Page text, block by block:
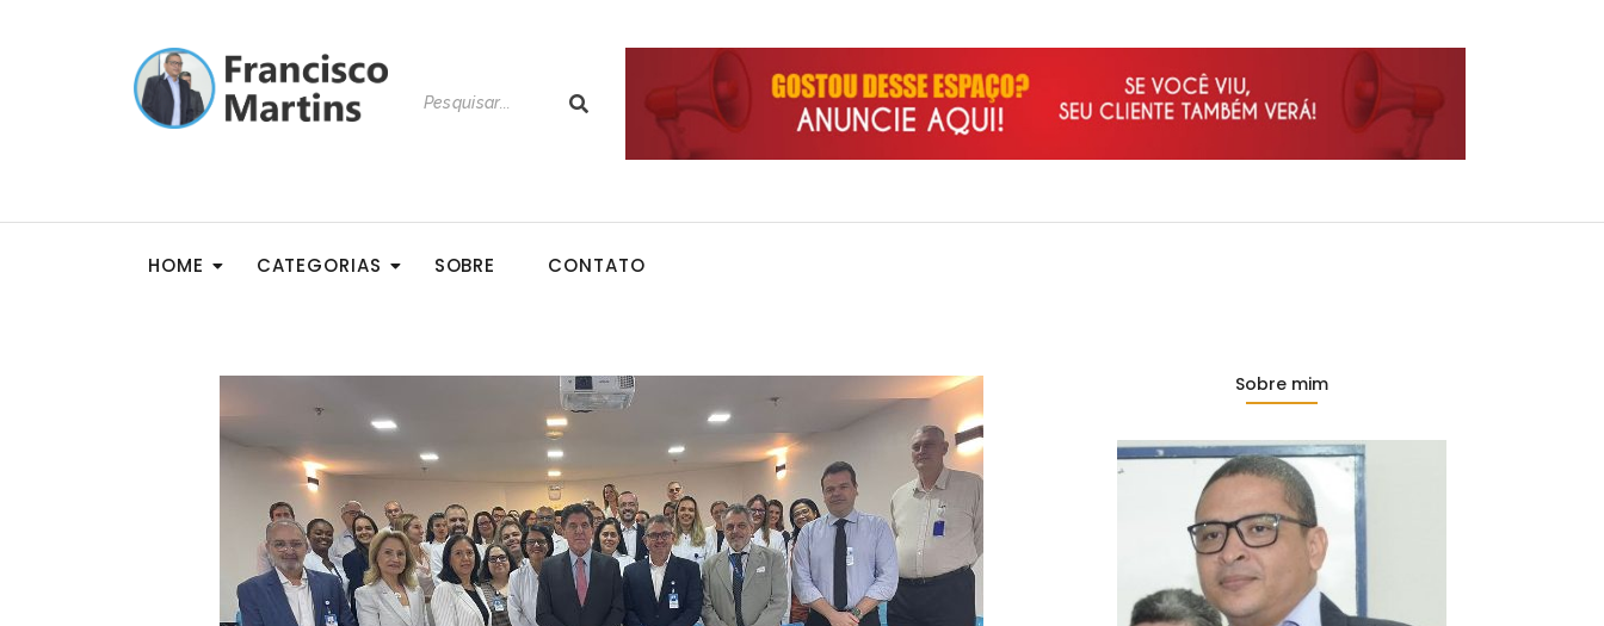
HOME CATEGORIAS SOBRE CONTATO
Sobre mim